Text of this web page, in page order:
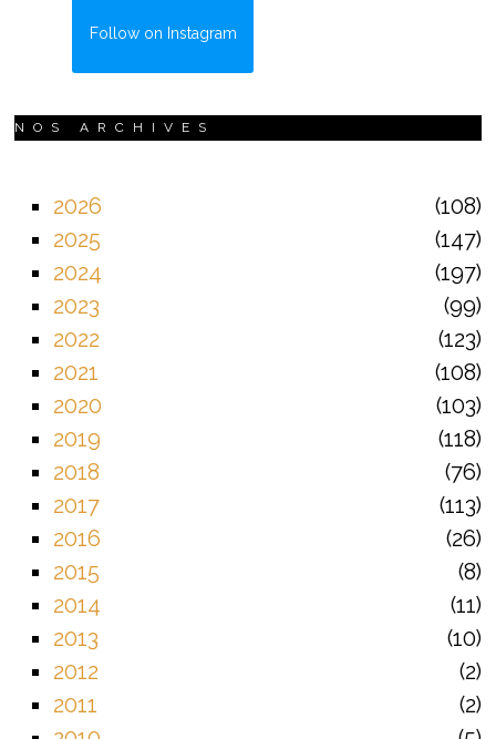
Follow on Instagram
NOS ARCHIVES
2026
108
2025
147
2024
197
2023
99
2022
123
2021
108
2020
103
2019
118
2018
76
2017
113
2016
26
2015
8
2014
11
2013
10
2012
2
2011
2